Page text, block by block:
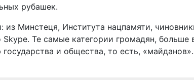
рубашек.
Минстеця, Института нацпамяти,
Те самые категории громадян, больше
и общества, то есть, «майданов».